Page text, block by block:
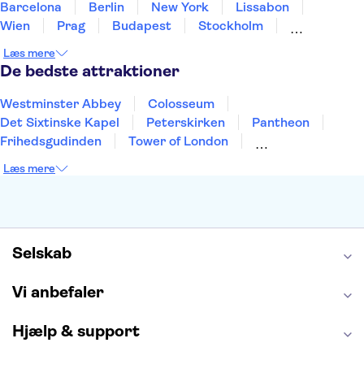
Barcelona
Berlin New York
Lissabon
Wien
Prag Budapest
Stockholm
Aarhus
Helsingborg
Læs mere
De bedste attraktioner
Westminster Abbey
Colosseum
Det Sixtinske Kapel
Peterskirken
Pantheon
Frihedsgudinden
Tower of London
Burj Khalifa
Læs mere
Selskab
Vi anbefaler
Hjælp & support